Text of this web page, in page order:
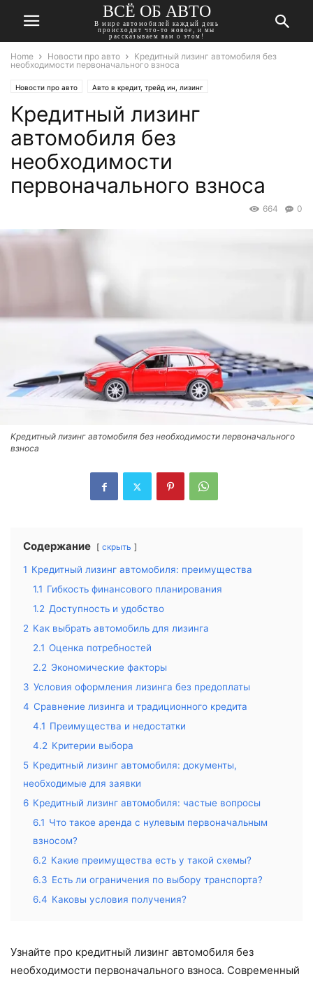
ВСЁ ОБ АВТО
В мире автомобилей каждый день
происходит что-то новое, и мы
рассказываем вам о этом!
Home Новости про авто
Кредитный лизинг автомобиля без
необходимости первоначального взноса
Новости про авто Авто в кредит, трейд ин, лизинг
Кредитный лизинг
автомобиля без
необходимости
первоначального взноса
0
664
Кредитный лизинг автомобиля без необходимости первоначального
взноса
Содержание скрыть
1 Кредитный лизинг автомобиля: преимущества
1.1 Гибкость финансового планирования
1.2 Доступность и удобство
2 Как выбрать автомобиль для лизинга
2.1 Оценка потребностей
2.2 Экономические факторы
3 Условия оформления лизинга без предоплаты
4 Сравнение лизинга и традиционного кредита
4.1 Преимущества и недостатки
4.2 Критерии выбора
5 Кредитный лизинг автомобиля: документы,
необходимые для заявки
6 Кредитный лизинг автомобиля: частые вопросы
6.1 Что такое аренда с нулевым первоначальным
взносом?
6.2 Какие преимущества есть у такой схемы?
6.3 Есть ли ограничения по выбору транспорта?
6.4 Каковы условия получения?
Узнайте про кредитный лизинг автомобиля без
необходимости первоначального взноса. Современный